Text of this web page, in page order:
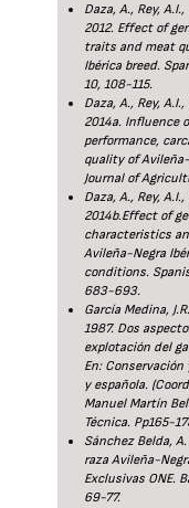
Daza, A., Rey,
2012. Effect of
traits and meat
Ibérica breed.
10, 108-115.
Daza, A., Rey,
2014a. Influence
performance,
quality of
Journal of
Daza, A., Rey,
2014b.Effect of
characteristics
Avileña-Negra
conditions.
683-693.
García Medina,
1987. Dos
explotación del
En:
y española.
Manuel Martín
Técnica. Pp165-
Sánchez Belda,
raza Avileña-
Exclusivas ONE.
69-77.